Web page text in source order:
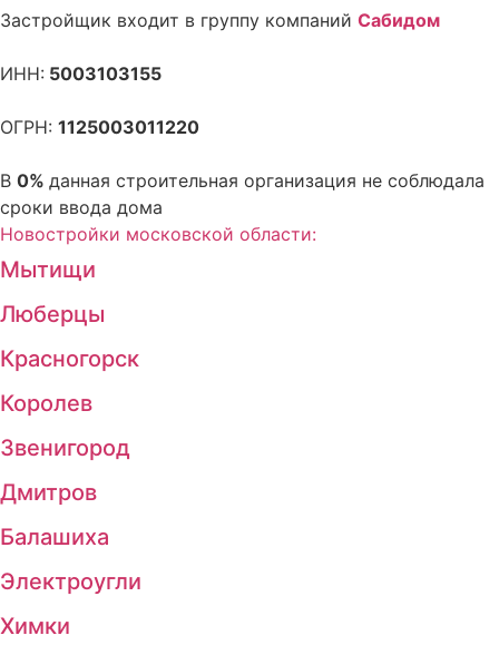
Застройщик входит в группу компаний Сабидом
ИНН: 5003103155
ОГРН: 1125003011220
В 0% данная строительная организация не соблюдала
сроки ввода дома
Новостройки московской области:
Мытищи
Люберцы
Красногорск
Королев
Звенигород
Дмитров
Балашиха
Электроугли
Химки